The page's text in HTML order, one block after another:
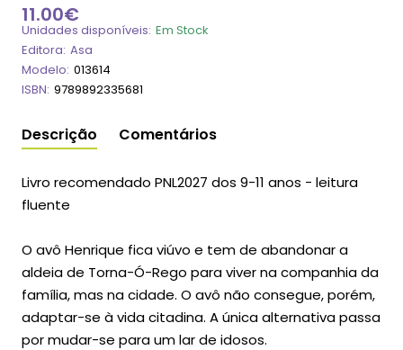
11.00€
Unidades disponíveis: Em Stock
Editora: Asa
Modelo: 013614
ISBN: 9789892335681
Descrição Comentários
Livro recomendado PNL2027 dos 9-11 anos - leitura
fluente
O avô Henrique fica viúvo e tem de abandonar a
aldeia de Torna-Ó-Rego para viver na companhia da
família, mas na cidade. O avô não consegue, porém,
adaptar-se à vida citadina. A única alternativa passa
por mudar-se para um lar de idosos.